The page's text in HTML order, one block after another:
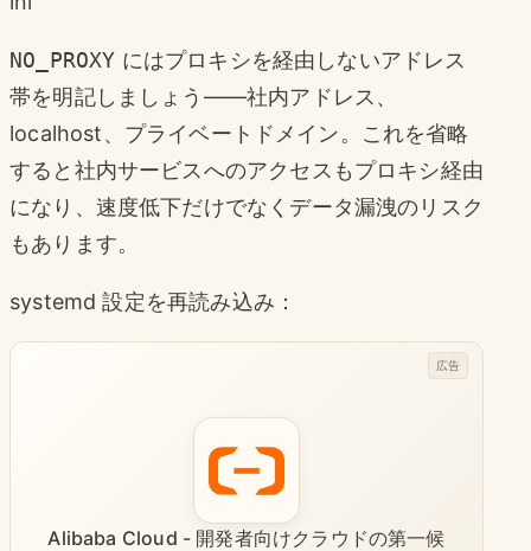
NO_PROXY にはプロキシを経由しないアドレス
帯を明記しましょう——社内アドレス、
localhost、プライベートドメイン。これを省略
すると社内サービスへのアクセスもプロキシ経由
になり、速度低下だけでなくデータ漏洩のリスク
もあります。
systemd 設定を再読み込み：
Alibaba Cloud - 開発者向けクラウドの第一候
広告